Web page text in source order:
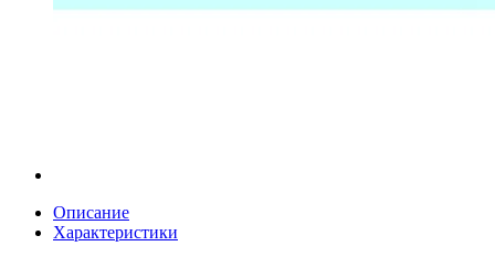
Описание
Характеристики